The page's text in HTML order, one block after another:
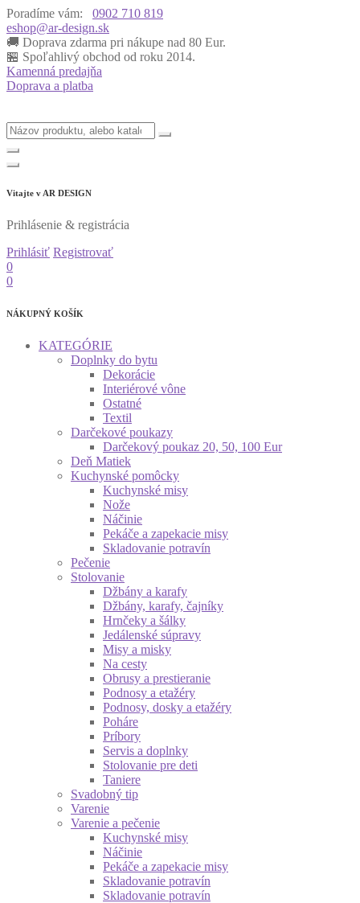
Poradíme vám:
0902 710 819
eshop@ar-design.sk
🚚 Doprava zdarma pri nákupe nad 80 Eur.
🏪 Spoľahlivý obchod od roku 2014.
Kamenná predajňa
Doprava a platba
Vitajte v AR DESIGN
Prihlásenie & registrácia
Prihlásiť Registrovať
0
0
NÁKUPNÝ KOŠÍK
KATEGÓRIE
Doplnky do bytu
Dekorácie
Interiérové vône
Ostatné
Textil
Darčekové poukazy
Darčekový poukaz 20, 50, 100 Eur
Deň Matiek
Kuchynské pomôcky
Kuchynské misy
Nože
Náčinie
Pekáče a zapekacie misy
Skladovanie potravín
Pečenie
Stolovanie
Džbány a karafy
Džbány, karafy, čajníky
Hrnčeky a šálky
Jedálenské súpravy
Misy a misky
Na cesty
Obrusy a prestieranie
Podnosy a etažéry
Podnosy, dosky a etažéry
Poháre
Príbory
Servis a doplnky
Stolovanie pre deti
Taniere
Svadobný tip
Varenie
Varenie a pečenie
Kuchynské misy
Náčinie
Pekáče a zapekacie misy
Skladovanie potravín
Skladovanie potravín